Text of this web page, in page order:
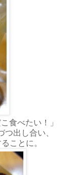
食べたい！」
出し合い、
ことに。